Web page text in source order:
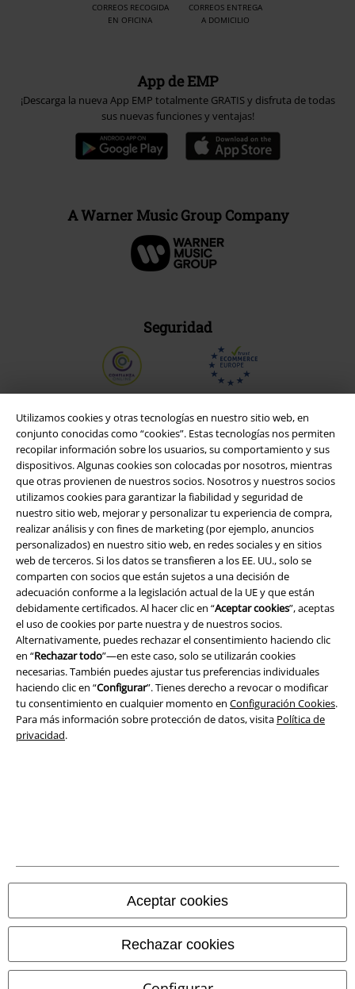
Utilizamos cookies y otras tecnologías en nuestro sitio web, en
conjunto conocidas como “cookies”. Estas tecnologías nos permiten
recopilar información sobre los usuarios, su comportamiento y sus
dispositivos. Algunas cookies son colocadas por nosotros, mientras
que otras provienen de nuestros socios. Nosotros y nuestros socios
utilizamos cookies para garantizar la fiabilidad y seguridad de
nuestro sitio web, mejorar y personalizar tu experiencia de compra,
realizar análisis y con fines de marketing (por ejemplo, anuncios
personalizados) en nuestro sitio web, en redes sociales y en sitios
web de terceros. Si los datos se transfieren a los EE. UU., solo se
comparten con socios que están sujetos a una decisión de
adecuación conforme a la legislación actual de la UE y que están
debidamente certificados. Al hacer clic en “Aceptar cookies”, aceptas
el uso de cookies por parte nuestra y de nuestros socios.
Alternativamente, puedes rechazar el consentimiento haciendo clic
en “Rechazar todo”—en este caso, solo se utilizarán cookies
necesarias. También puedes ajustar tus preferencias individuales
haciendo clic en “Configurar”. Tienes derecho a revocar o modificar
tu consentimiento en cualquier momento en Configuración Cookies.
Para más información sobre protección de datos, visita Política de
privacidad.
Aceptar cookies
Rechazar cookies
CORREOS RECOGIDA
EN OFICINA
CORREOS ENTREGA
A DOMICILIO
App de EMP
¡Descarga la nueva App EMP totalmente GRATIS y disfruta de todas
sus nuevas funciones y ventajas!
A Warner Music Group Company
Seguridad
Legal
Términos y Condiciones
Aviso Legal
Ley protección de datos
Eliminación de residuos y protección del medioambiente
Declaración de Conformidad
© 1986-2026 E.M.P. Merchandising HGmbH